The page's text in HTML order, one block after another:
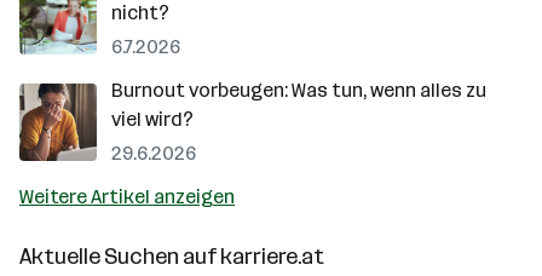
nicht?
6.7.2026
Burnout vorbeugen: Was tun, wenn alles zu
viel wird?
29.6.2026
Weitere Artikel anzeigen
Aktuelle Suchen aufkarriere.at